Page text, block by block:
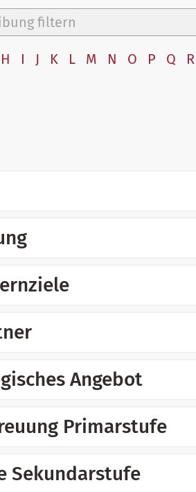
H I J K L M N O P Q R
Angebot
Primarstufe
Sekundarstufe